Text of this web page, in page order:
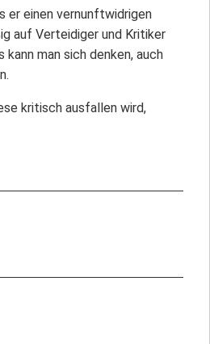
er einen vernunftwidrigen
auf Verteidiger und Kritiker
man sich denken, auch
kritisch ausfallen wird,